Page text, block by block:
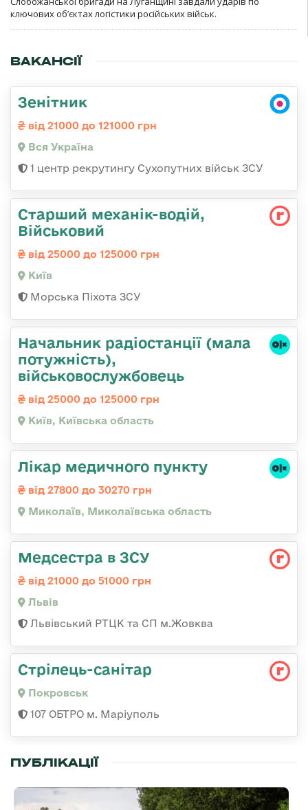
ключових об’єктах логістики російських військ.
ВАКАНСІЇ
Зенітник
від 21000 до 121000 грн
Вся Україна
1 центр рекрутингу Сухопутних військ ЗСУ
Старший механік-водій,
Військовий
від 25000 до 125000 грн
Київ
Морська Піхота ЗСУ
Начальник pадіостанції (мала
потужність),
військовослужбовець
від 25000 до 125000 грн
Київ, Київська область
Лікар медичного пункту
від 27800 до 30270 грн
Миколаїв, Миколаївська область
Медсестра в ЗСУ
від 21000 до 51000 грн
Львів
Львівський РТЦК та СП м.Жовква
Стрілець-санітар
Покровськ
107 ОБТРО м. Маріуполь
ПУБЛІКАЦІЇ